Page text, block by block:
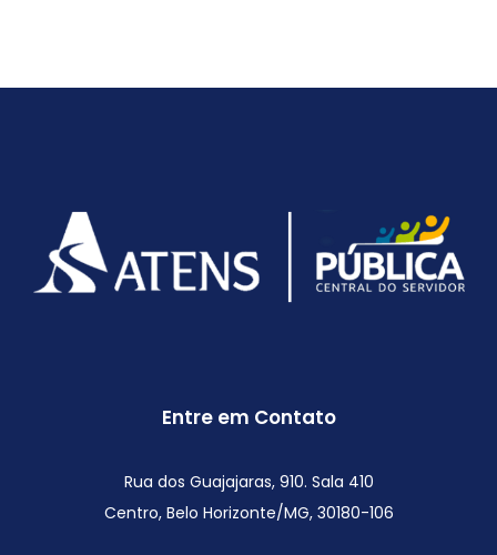
Entre em Contato
Rua dos Guajajaras, 910. Sala 410
Centro, Belo Horizonte/MG, 30180-106